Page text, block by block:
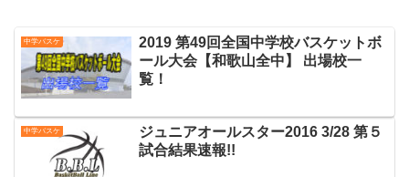
中学バスケ
2019 第49回全国中学校バスケットボ
ール大会【和歌山全中】 出場校一
覧！
中学バスケ
ジュニアオールスター2016 3/28 第５
試合結果速報!!